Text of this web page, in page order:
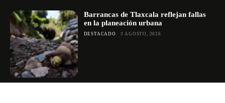
Barrancas de Tlaxcala reflejan fallas
en la planeación urbana
DESTACADO 3 AGOSTO, 2026